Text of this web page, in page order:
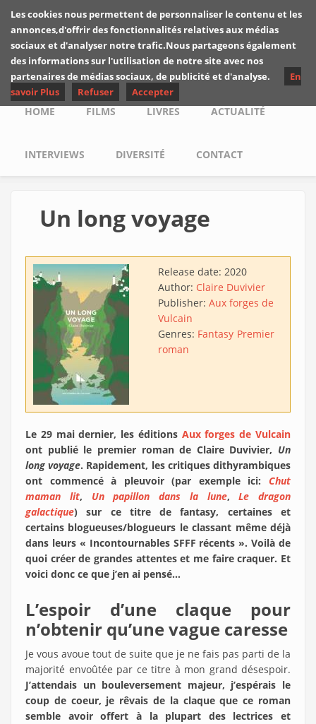
Skip to main content
Les critiques de
Yuyine
Main menu
HOME FILMS LIVRES ACTUALITÉ
INTERVIEWS DIVERSITÉ CONTACT
Un long voyage
Release date: 2020
Author: Claire Duvivier
Publisher: Aux forges de
Vulcain
Genres: Fantasy Premier
roman
Le 29 mai dernier, les éditions Aux forges de Vulcain
ont publié le premier roman de Claire Duvivier, Un
long voyage. Rapidement, les critiques dithyrambiques
ont commencé à pleuvoir (par exemple ici: Chut
maman lit, Un papillon dans la lune,Le dragon
galactique) sur ce titre de fantasy, certaines et
certains blogueuses/blogueurs le classant même déjà
dans leurs « Incontournables SFFF récents ». Voilà de
quoi créer de grandes attentes et me faire craquer. Et
voici donc ce que j’en ai pensé…
L’espoir d’une claque pour
n’obtenir qu’une vague caresse
Je vous avoue tout de suite que je ne fais pas parti de la
majorité envoûtée par ce titre à mon grand désespoir.
J’attendais un bouleversement majeur, j’espérais le
coup de coeur, je rêvais de la claque que ce roman
semble avoir offert à la plupart des lectrices et
Les cookies nous permettent de personnaliser le contenu et les
annonces,d'offrir des fonctionnalités relatives aux médias
sociaux et d'analyser notre trafic.Nous partageons également
des informations sur l'utilisation de notre site avec nos
partenaires de médias sociaux, de publicité et d'analyse.
En
savoir Plus
Refuser Accepter